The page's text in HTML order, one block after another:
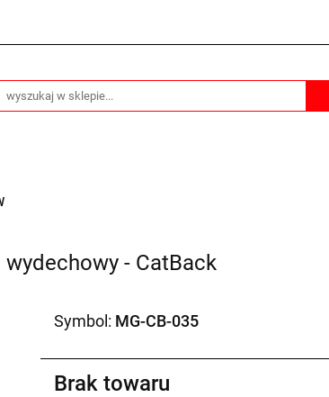
wydechowy - CatBack
Symbol: MG-CB-035
Brak towaru